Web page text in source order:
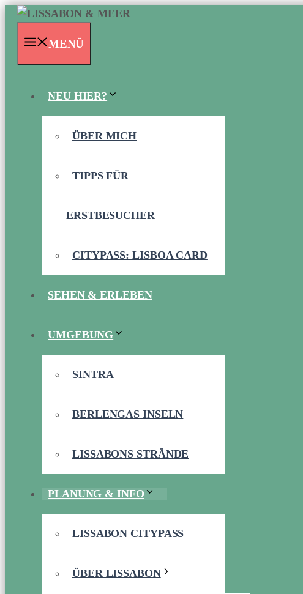
Zum
springen MENÜ
NEU HIER?
ÜBER MICH
TIPPS FÜR
ERSTBESUCHER
CITYPASS: LISBOA CARD
SEHEN & ERLEBEN
UMGEBUNG
SINTRA
BERLENGAS INSELN
LISSABONS STRÄNDE
PLANUNG & INFO
LISSABON CITYPASS
ÜBER LISSABON